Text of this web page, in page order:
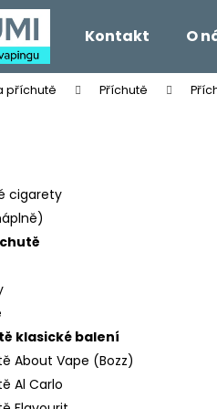
Kontakt O
příchutě Příchutě
cigarety
klasické balení
About Vape (Bozz)
Al Carlo